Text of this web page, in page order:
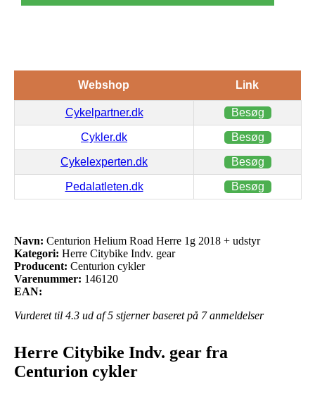
Webshop Link
Cykelpartner.dk Besøg
Cykler.dk Besøg
Cykelexperten.dk Besøg
Pedalatleten.dk Besøg
Navn: Centurion Helium Road Herre 1g 2018 + udstyr
Kategori: Herre Citybike Indv. gear
Producent: Centurion cykler
Varenummer: 146120
EAN:
Vurderet til 4.3 ud af 5 stjerner baseret på 7anmeldelser
Herre Citybike Indv. gear fra
Centurion cykler